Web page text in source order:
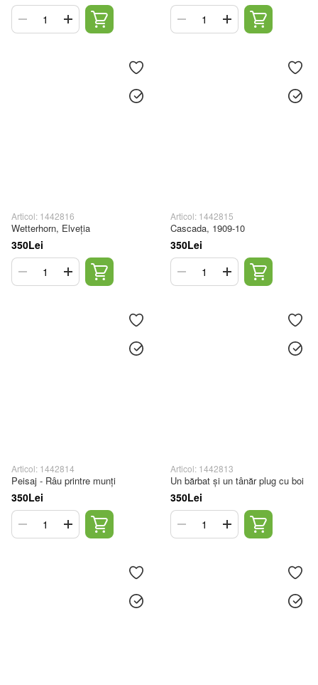
Articol: 1442816
Wetterhorn, Elveția
350Lei
Articol: 1442815
Cascada, 1909-10
350Lei
Articol: 1442814
Peisaj - Râu printre munți
350Lei
Articol: 1442813
Un bărbat și un tânăr plug cu boi
350Lei